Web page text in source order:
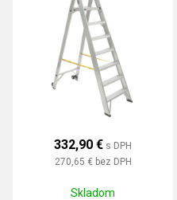
332,90 € s DPH
270,65 € bez DPH
Skladom